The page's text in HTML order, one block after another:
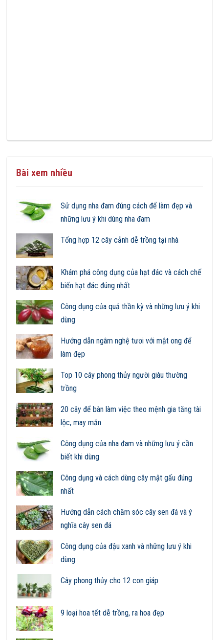
Bài xem nhiều
Sử dụng nha đam đúng cách để làm đẹp và
những lưu ý khi dùng nha đam
Tổng hợp 12 cây cảnh dễ trồng tại nhà
Khám phá công dụng của hạt đác và cách chế
biến hạt đác đúng nhất
Công dụng của quả thần kỳ và những lưu ý khi
dùng
Hướng dẫn ngâm nghệ tươi với mật ong để
làm đẹp
Top 10 cây phong thủy người giàu thường
trồng
20 cây để bàn làm việc theo mệnh gia tăng tài
lộc, may mắn
Công dụng của nha đam và những lưu ý cần
biết khi dùng
Công dụng và cách dùng cây mật gấu đúng
nhất
Hướng dẫn cách chăm sóc cây sen đá và ý
nghĩa cây sen đá
Công dụng của đậu xanh và những lưu ý khi
dùng
Cây phong thủy cho 12 con giáp
9 loại hoa tết dễ trồng, ra hoa đẹp